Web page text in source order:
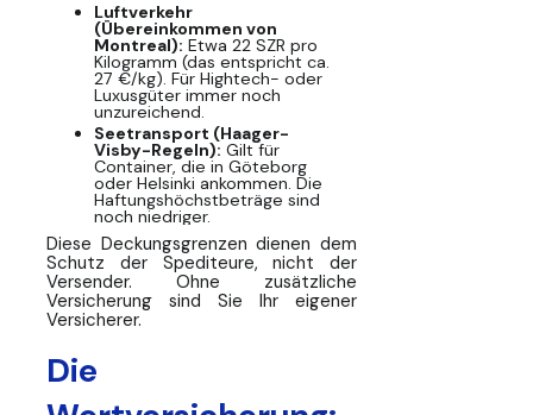
Luftverkehr
(Übereinkommen von
Montreal): Etwa 22 SZR pro
Kilogramm (das entspricht ca.
27 €/kg). Für Hightech- oder
Luxusgüter immer noch
unzureichend.
Seetransport (Haager-
Visby-Regeln): Gilt für
Container, die in Göteborg
oder Helsinki ankommen. Die
Haftungshöchstbeträge sind
noch niedriger.
Diese Deckungsgrenzen dienen dem
Schutz der Spediteure, nicht der
Versender. Ohne zusätzliche
Versicherung sind Sie Ihr eigener
Versicherer.
Die